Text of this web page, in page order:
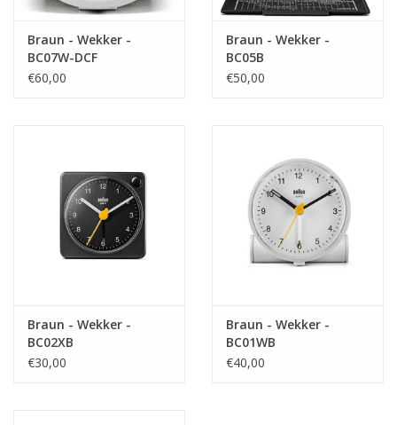
Braun - Wekker -
BC07W-DCF
€60,00
Braun - Wekker -
BC05B
€50,00
Braun - Wekker -
BC02XB
€30,00
Braun - Wekker -
BC01WB
€40,00